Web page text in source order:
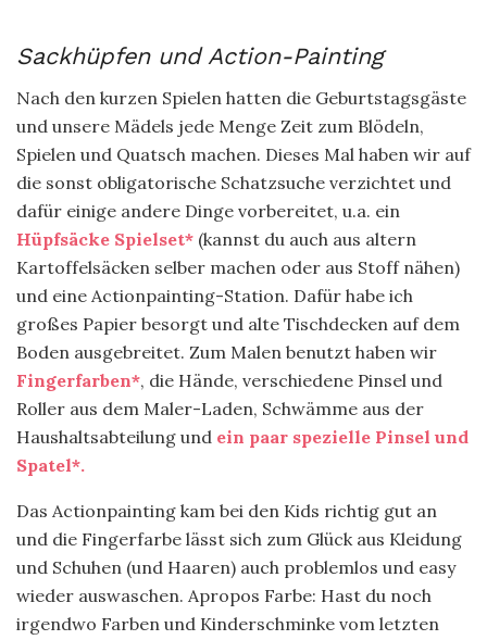
Sackhüpfen und Action-Painting
Nach den kurzen Spielen hatten die Geburtstagsgäste
und unsere Mädels jede Menge Zeit zum Blödeln,
Spielen und Quatsch machen. Dieses Mal haben wir auf
die sonst obligatorische Schatzsuche verzichtet und
dafür einige andere Dinge vorbereitet, u.a. ein
Hüpfsäcke Spielset* (kannst du auch aus altern
Kartoffelsäcken selber machen oder aus Stoff nähen)
und eine Actionpainting-Station. Dafür habe ich
großes Papier besorgt und alte Tischdecken auf dem
Boden ausgebreitet. Zum Malen benutzt haben wir
Fingerfarben*, die Hände, verschiedene Pinsel und
Roller aus dem Maler-Laden, Schwämme aus der
Haushaltsabteilung und ein paar spezielle Pinsel und
Spatel*.
Das Actionpainting kam bei den Kids richtig gut an
und die Fingerfarbe lässt sich zum Glück aus Kleidung
und Schuhen (und Haaren) auch problemlos und easy
wieder auswaschen. Apropos Farbe: Hast du noch
irgendwo Farben und Kinderschminke vom letzten